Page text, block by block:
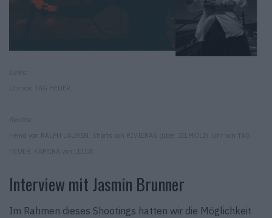
Uhr von TAG HEUER.
Hemd von RALPH LAUREN. Shorts von RIVIERAS (über JELMOLI). Uhr von TAG
HEUER. KAMERA von LEICA.
Interview mit Jasmin Brunner
Im Rahmen dieses Shootings hatten wir die Möglichkeit